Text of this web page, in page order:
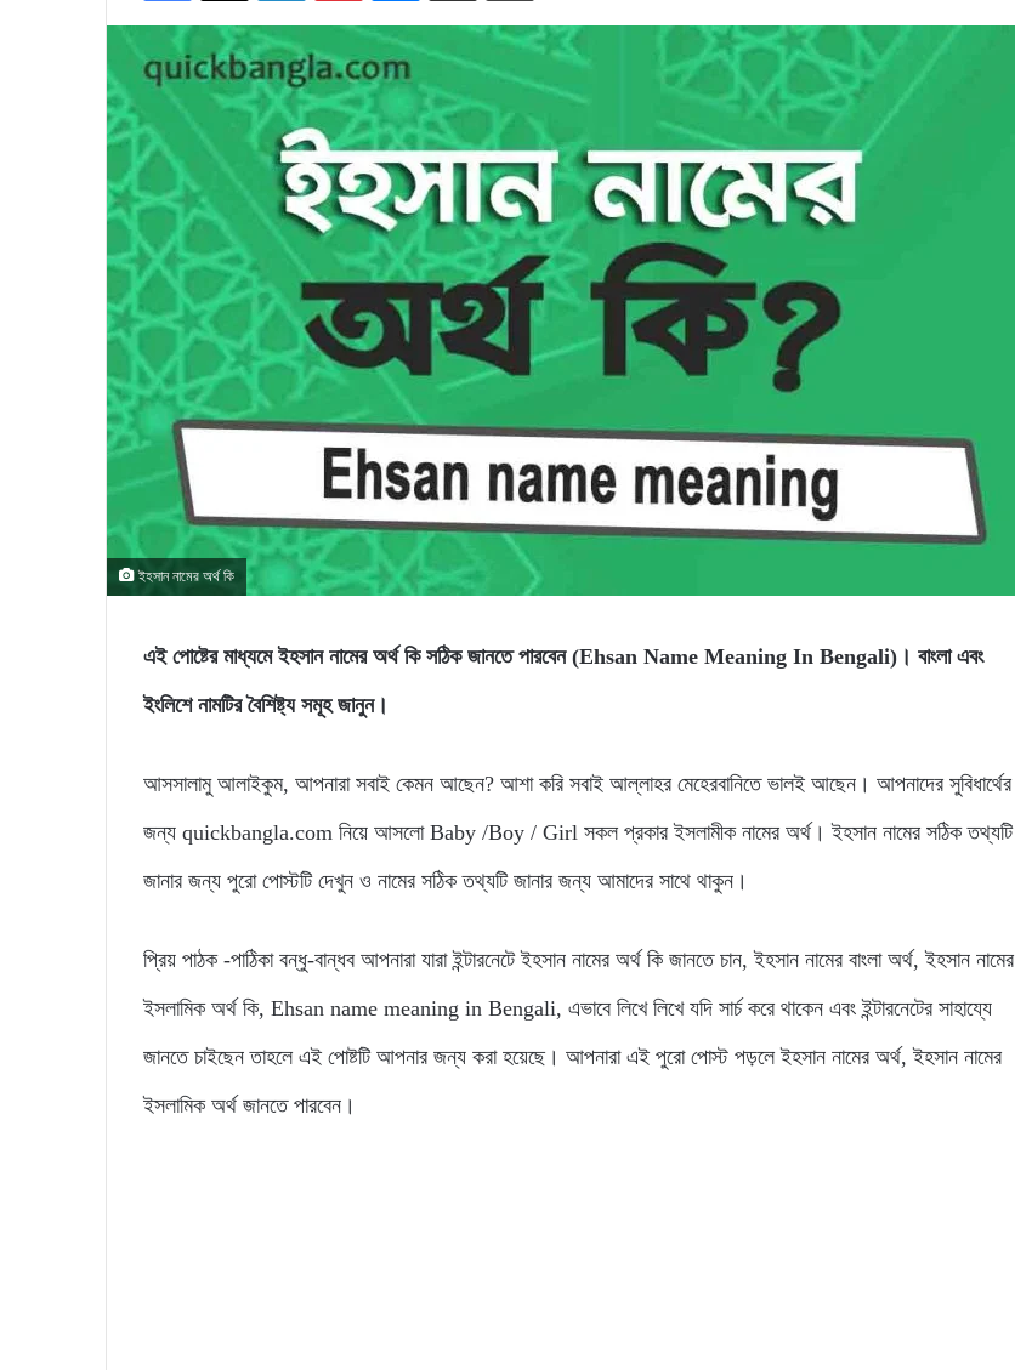
ইহসান নামের অর্থ কি
এই পোষ্টের মাধ্যমে ইহসান নামের অর্থ কি সঠিক জানতে পারবেন (Ehsan Name Meaning In Bengali)। বাংলা এবং
ইংলিশে নামটির বৈশিষ্ট্য সমূহ জানুন।
আসসালামু আলাইকুম, আপনারা সবাই কেমন আছেন? আশা করি সবাই আল্লাহর মেহেরবানিতে ভালই আছেন। আপনাদের সুবিধার্থের
জন্য quickbangla.com নিয়ে আসলো Baby /Boy / Girl সকল প্রকার ইসলামীক নামের অর্থ। ইহসান নামের সঠিক তথ্যটি
জানার জন্য পুরো পোস্টটি দেখুন ও নামের সঠিক তথ্যটি জানার জন্য আমাদের সাথে থাকুন।
প্রিয় পাঠক -পাঠিকা বন্ধু-বান্ধব আপনারা যারা ইন্টারনেটে ইহসান নামের অর্থ কি জানতে চান, ইহসান নামের বাংলা অর্থ, ইহসান নামের
ইসলামিক অর্থ কি, Ehsan name meaning in Bengali, এভাবে লিখে লিখে যদি সার্চ করে থাকেন এবং ইন্টারনেটের সাহায্যে
জানতে চাইছেন তাহলে এই পোষ্টটি আপনার জন্য করা হয়েছে। আপনারা এই পুরো পোস্ট পড়লে ইহসান নামের অর্থ, ইহসান নামের
ইসলামিক অর্থ জানতে পারবেন।